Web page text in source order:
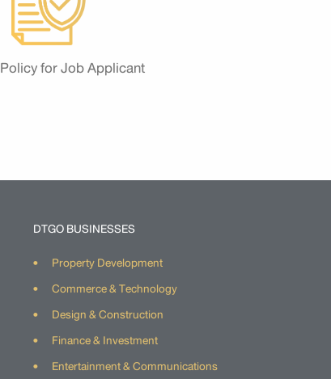
for Job Applicant
DTGO BUSINESSES
Property Development
Commerce & Technology
Design & Construction
Finance & Investment
Entertainment & Communications